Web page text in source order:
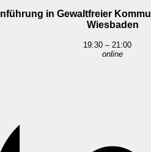
in Gewaltfreier
Wiesbaden
19:30 – 21:00
online